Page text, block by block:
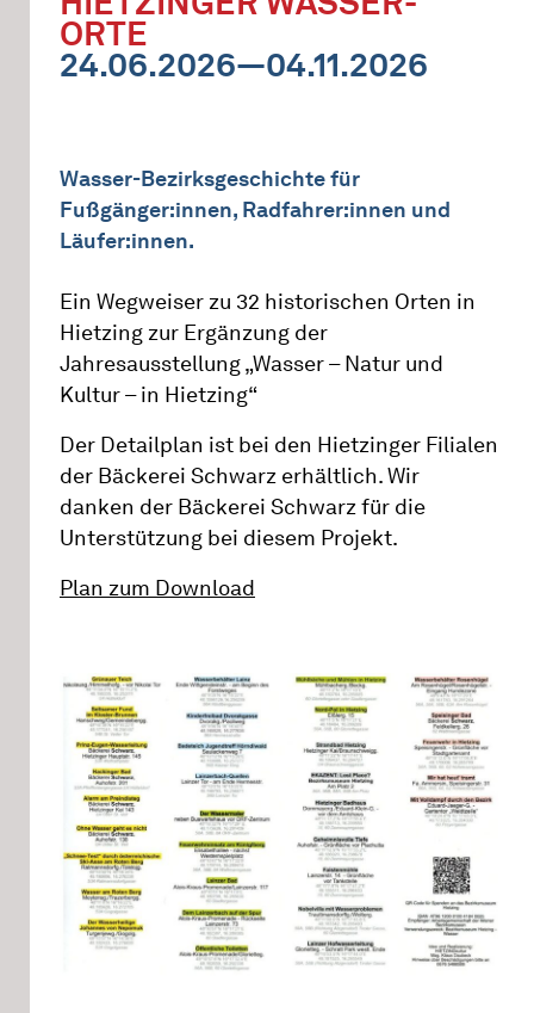
ORTE
24.06.2026—04.11.2026
Wasser-Bezirksgeschichte für
Fußgänger:innen, Radfahrer:innen und
Läufer:innen.
Ein Wegweiser zu 32 historischen Orten in
Hietzing zur Ergänzung der
Jahresausstellung „Wasser – Natur und
Kultur – in Hietzing“
Der Detailplan ist bei den Hietzinger Filialen
der Bäckerei Schwarz erhältlich. Wir
danken der Bäckerei Schwarz für die
Unterstützung bei diesem Projekt.
Plan zum Download